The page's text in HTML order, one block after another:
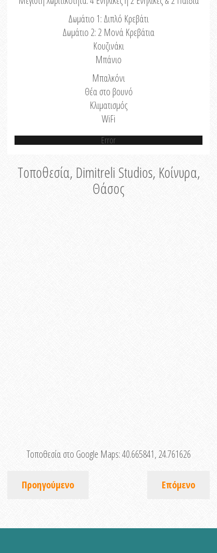
Δωμάτιο 1: Διπλό Κρεβάτι
Δωμάτιο 2: 2 Μονά Κρεβάτια
Κουζινάκι
Μπάνιο
Μπαλκόνι
Θέα στο βουνό
Κλιματισμός
WiFi
Error
Τοποθεσία, Dimitreli Studios, Κοίνυρα,
Θάσος
Τοποθεσία στο Google Maps:40.665841, 24.761626
Προηγούμενο Επόμενο